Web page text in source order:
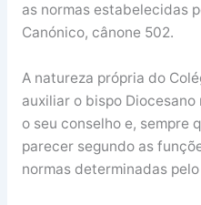
as normas estabelecidas
Canónico, cânone 502.
A natureza própria do
auxiliar o bispo
o seu conselho e, sempre
parecer segundo as
normas determinadas